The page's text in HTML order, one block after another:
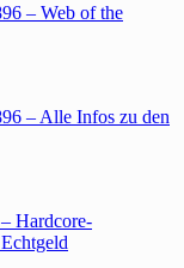
– Web of the
– Alle Infos zu den
Hardcore-